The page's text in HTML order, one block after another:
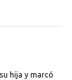
hija y marcó